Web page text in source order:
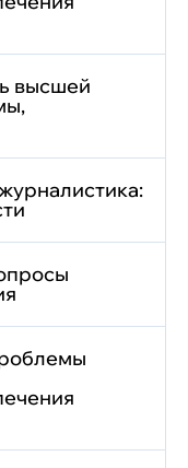
высшей